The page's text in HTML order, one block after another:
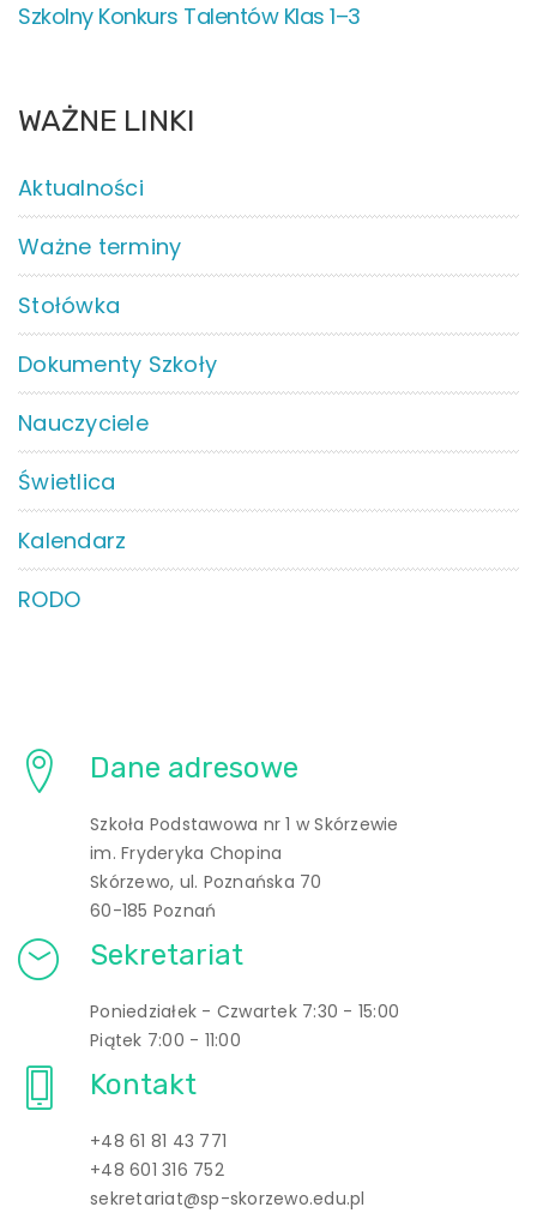
Szkolny Konkurs Talentów Klas 1–3
WAŻNE LINKI
Aktualności
Ważne terminy
Stołówka
Dokumenty Szkoły
Nauczyciele
Świetlica
Kalendarz
RODO
Dane adresowe
Szkoła Podstawowa nr 1 w Skórzewie
im. Fryderyka Chopina
Skórzewo, ul. Poznańska 70
60-185 Poznań
Sekretariat
Poniedziałek - Czwartek 7:30 - 15:00
Piątek 7:00 - 11:00
Kontakt
+48 61 81 43 771
+48 601 316 752
sekretariat@sp-skorzewo.edu.pl